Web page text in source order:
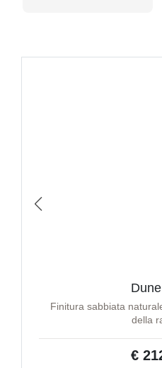
Finitura sabbiata
della
€